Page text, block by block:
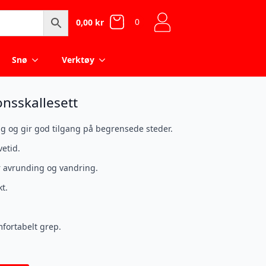
0,00 kr 0
Snø Verktøy
og gir god tilgang på begrensede steder.
avrunding og vandring.
grep.